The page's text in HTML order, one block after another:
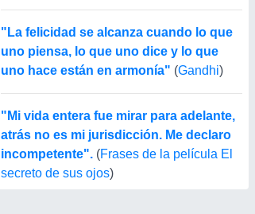
"La felicidad se alcanza cuando lo que
uno piensa, lo que uno dice y lo que
uno hace están en armonía" (Gandhi)
"Mi vida entera fue mirar para adelante,
atrás no es mi jurisdicción. Me declaro
incompetente". (Frases de la película El
secreto de sus ojos)